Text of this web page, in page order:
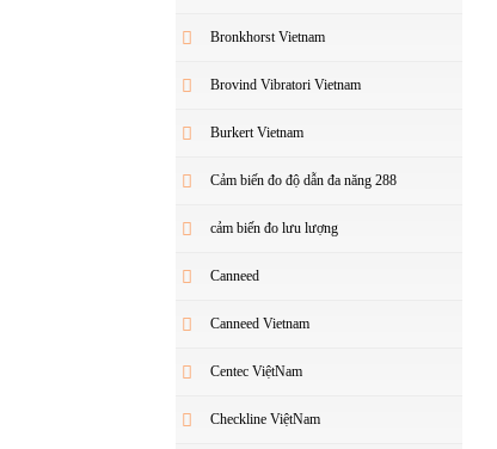
Bronkhorst Vietnam
Brovind Vibratori Vietnam
Burkert Vietnam
Cảm biến đo độ dẫn đa năng 288
cảm biến đo lưu lượng
Canneed
Canneed Vietnam
Centec ViệtNam
Checkline ViệtNam